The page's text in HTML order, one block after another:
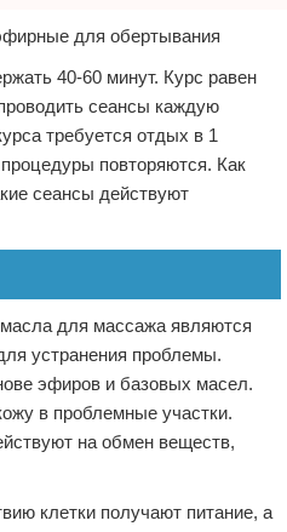
40-60 минут. Курс равен
сеансы каждую
требуется отдых в 1
повторяются. Как
сеансы действуют
для массажа являются
устранения проблемы.
эфиров и базовых масел.
в проблемные участки.
на обмен веществ,
клетки получают питание, а